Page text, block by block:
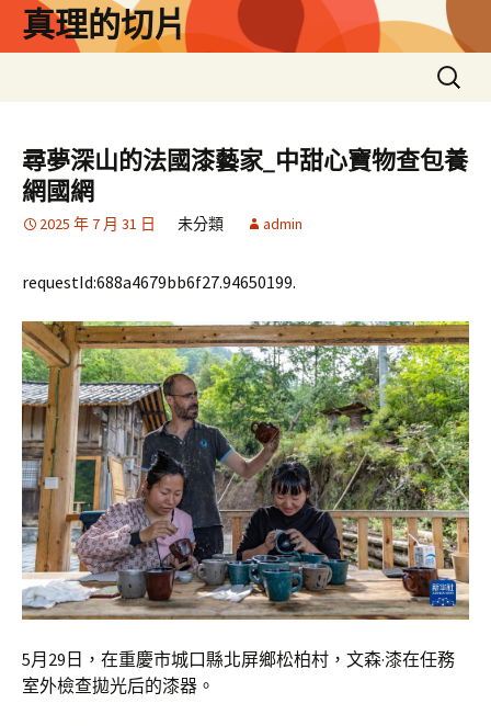
真理的切片
搜
尋
鍵
字:
尋夢深山的法國漆藝家_中甜心寶物查包養
網國網
2025 年 7 月 31 日 未分類 admin
requestId:688a4679bb6f27.94650199.
5月29日，在重慶市城口縣北屏鄉松柏村，文森·漆在任務
室外檢查拋光后的漆器。